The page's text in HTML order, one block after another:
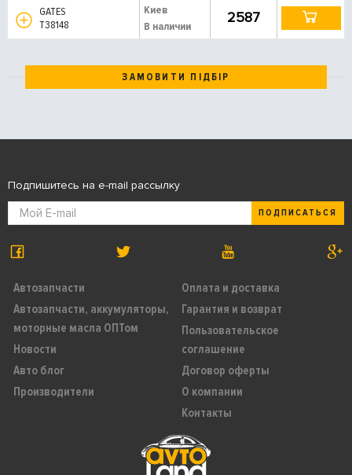
GATES
T38148
Киев
В наличии
2587
ЗАМОВИТИ ПІДБІР
Автозапчасти
Автозапчасти, аккумуляторы,
моторные масла ОПТом
Новости
Авто блог
Производители
Оплата и доставка
Гарантия и возврат
Пользовательское
соглашение
Договор оферты
О компании
Контакты
Подпишитесь на e-mail рассылку
ПОДПИСАТЬСЯ